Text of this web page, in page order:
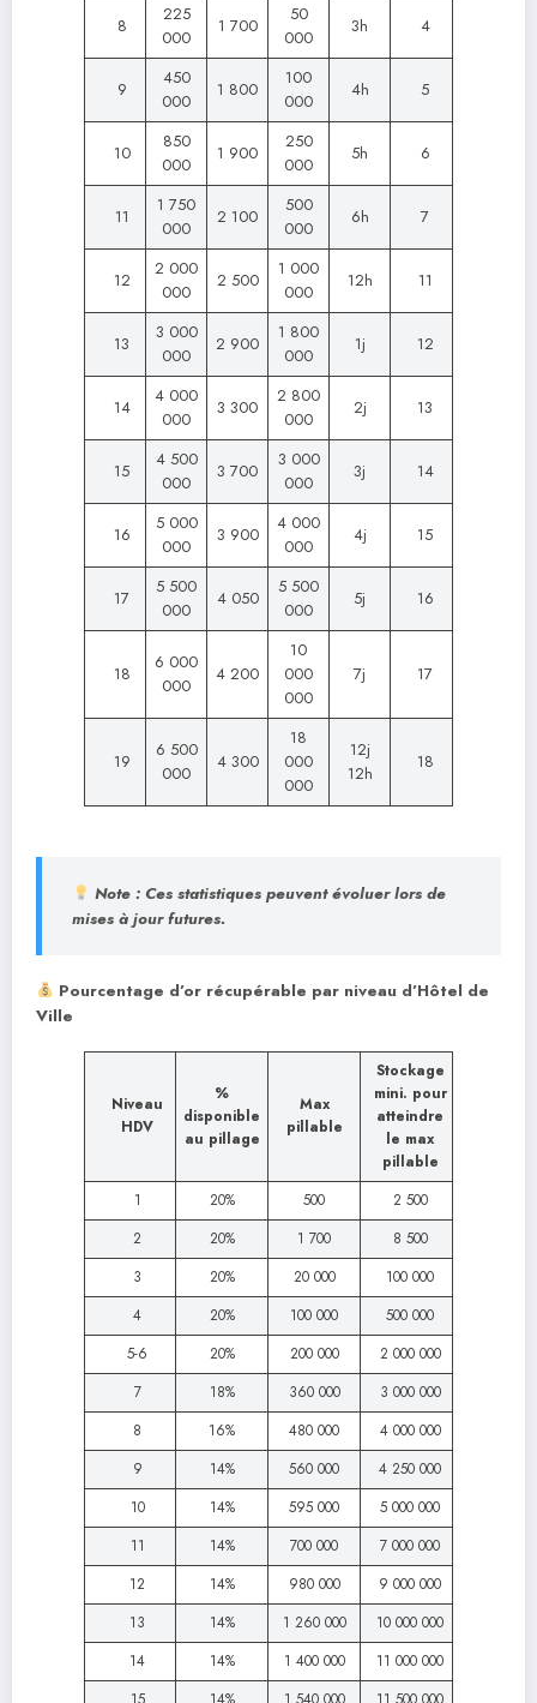
8
225
000
1 700
50
000
3h 4
9
450
000
1 800
100
000
4h 5
10
850
000
1 900
250
000
5h 6
11
1 750
000
2 100
500
000
6h 7
12
2 000
000
2 500
1 000
000
12h 11
13
3 000
000
2 900
1 800
000
1j 12
14
4 000
000
3 300
2 800
000
2j 13
15
4 500
000
3 700
3 000
000
3j 14
16
5 000
000
3 900
4 000
000
4j 15
17
5 500
000
4 050
5 500
000
5j 16
18
6 000
000
4 200
10
000
000
7j 17
19
6 500
000
4 300
18
000
000
12j
12h
18
Note : Ces statistiques peuvent évoluer lors de
mises à jour futures.
Pourcentage d’or récupérable par niveau d’Hôtel de
Ville
Niveau
HDV
%
disponible
au pillage
Max
pillable
Stockage
mini. pour
atteindre
le max
pillable
1
20% 500
2 500
2
20% 1 700
8 500
3
20% 20 000
100 000
4
20% 100 000
500 000
5-6
20% 200 000
2 000 000
7
18% 360 000
3 000 000
8
16% 480 000
4 000 000
9
14% 560 000
4 250 000
10
14% 595 000
5 000 000
11
14% 700 000
7 000 000
12
14% 980 000
9 000 000
13
14% 1 260 000
10 000 000
14
14% 1 400 000
11 000 000